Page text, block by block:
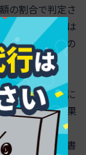
の割合で判定さ
勤続1～3年目は
整合性や収入の
ないほど有利
見られます。
るには、事前に
避けるのが効果
伴う場合は、
などの裏付け書